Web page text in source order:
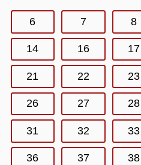
6 7 8
14 16 17
21 22 23
26 27 28
31 32 33
36 37 38